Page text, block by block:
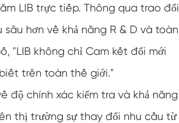
không đổi
thử nghiệm lão hóa thủy phân
nhiệt độ và độ ẩm không đổi
LIB trực tiếp. Thông qua trao đổi
hơn về khả năng R & D và toàn
"LIB không chỉ Cam kết đổi mới
trên toàn thế giới."
độ chính xác kiểm tra và khả năng
thị trường sự thay đổi nhu cầu từ